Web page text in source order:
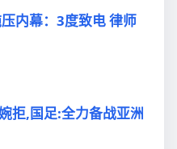
内幕：3度致电 律师
拒,国足:全力备战亚洲